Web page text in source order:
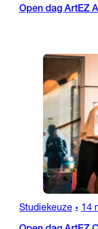
Open dag ArtEZ
Studiekeuze • 14